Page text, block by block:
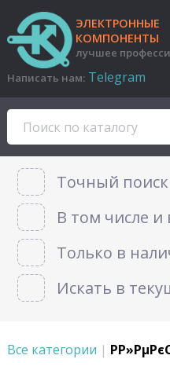
ЭЛЕКТРОННЫЕ
КОМПОНЕНТЫ
лучшее
Написать нам: Telegram
Точный поиск
В том числе и
Только в
Искать в
Все категории |